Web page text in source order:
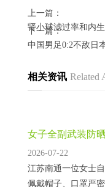
上一篇：
肾小球滤过率和内
下一篇：
中国男足0:2不敌日
相关资讯 Related
女子全副武装防
2026-07-22
江苏南通一位女士
佩戴帽子、口罩严